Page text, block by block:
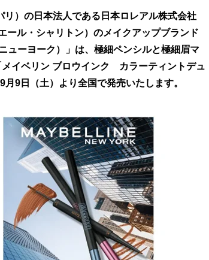
）の日本法人である日本ロレアル株式会社
ール・シャリトン）のメイクアップブランド
ューヨーク）」は、極細ペンシルと極細眉マ
イベリン ブロウインク カラーティントデュ
9日（土）より全国で発売いたします。